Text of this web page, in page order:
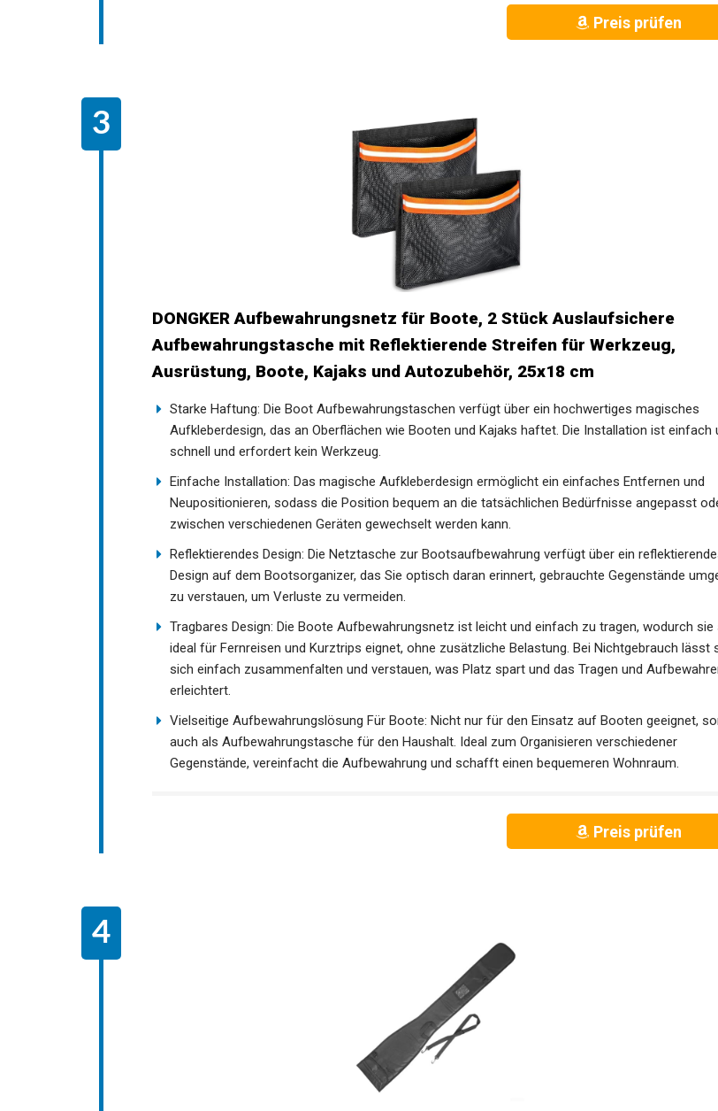
in der Länge und 24,9 cm in der Breite, viel Platz für Sie, um das Paddel separat zu verstauen
DONGKER Aufbewahrungsnetz für Boote, 2 Stück Auslaufsichere
Aufbewahrungstasche mit Reflektierende Streifen für Werkzeug,
Ausrüstung, Boote, Kajaks und Autozubehör, 25x18 cm
Aufkleberdesign, das an Oberflächen wie Booten und Kajaks haftet. Die Installation ist einfach
schnell und erfordert kein Werkzeug.
Neupositionieren, sodass die Position bequem an die tatsächlichen Bedürfnisse angepasst
zwischen verschiedenen Geräten gewechselt werden kann.
Design auf dem Bootsorganizer, das Sie optisch daran erinnert, gebrauchte Gegenstände
umgehend zu verstauen, um Verluste zu vermeiden.
Tragbares Design: Die Boote Aufbewahrungsnetz ist leicht und einfach zu tragen, wodurch sie
sich einfach zusammenfalten und verstauen, was Platz spart und das Tragen und
erleichtert.
Gegenstände, vereinfacht die Aufbewahrung und schafft einen bequemeren Wohnraum.